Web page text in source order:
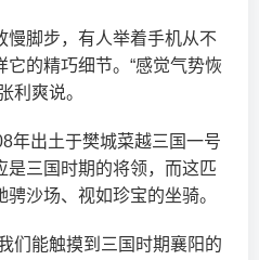
慢脚步，有人举着手机从不
它的精巧细节。“感觉气势恢
利爽说。
年出土于樊城菜越三国一号
是三国时期的将领，而这匹
沙场、视如珍宝的坐骑。
们能触摸到三国时期襄阳的